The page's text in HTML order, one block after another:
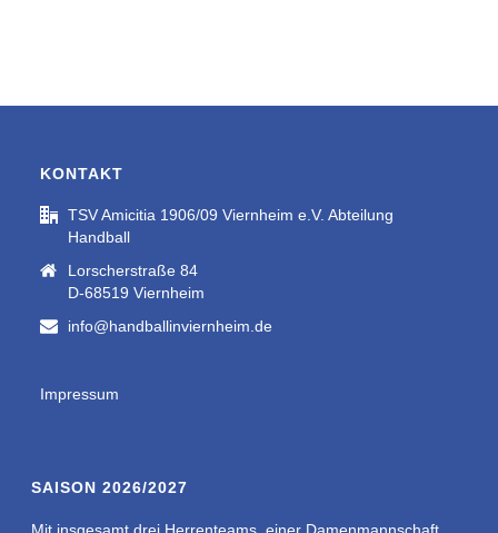
KONTAKT
TSV Amicitia 1906/09 Viernheim e.V. Abteilung
Handball
Lorscherstraße 84
D-68519 Viernheim
info@handballinviernheim.de
Impressum
SAISON 2026/2027